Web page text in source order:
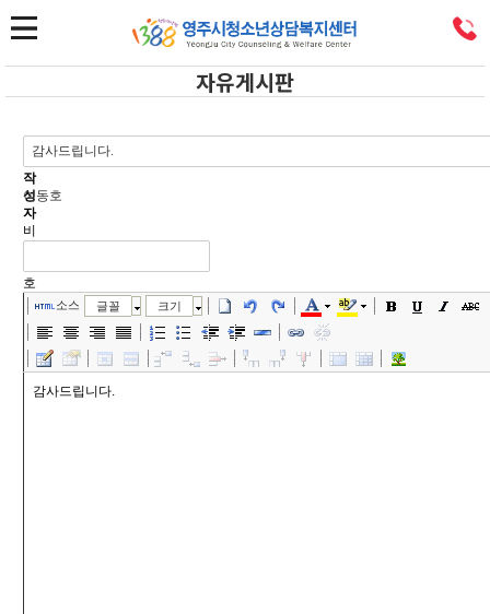
자유게시판
제
목
작
성
자
이동호
비
호
소스 글꼴 크기